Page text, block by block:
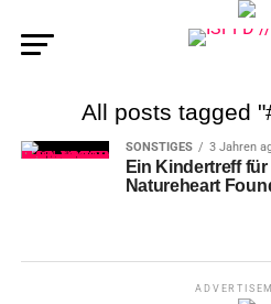
All posts tagged
SONSTIGES 3 Jahren
Ein Kindertreff
Natureheart